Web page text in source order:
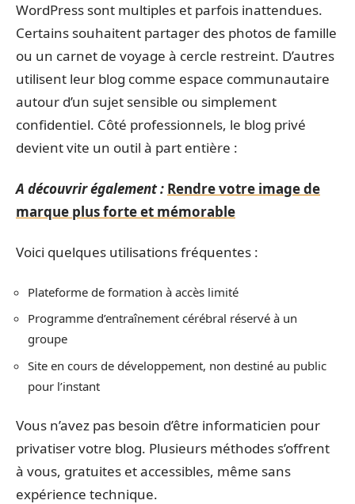
WordPress sont multiples et parfois inattendues.
Certains souhaitent partager des photos de famille
ou un carnet de voyage à cercle restreint. D’autres
utilisent leur blog comme espace communautaire
autour d’un sujet sensible ou simplement
confidentiel. Côté professionnels, le blog privé
devient vite un outil à part entière :
A découvrir également : Rendre votre image de
marque plus forte et mémorable
Voici quelques utilisations fréquentes :
Plateforme de formation à accès limité
Programme d’entraînement cérébral réservé à un
groupe
Site en cours de développement, non destiné au public
pour l’instant
Vous n’avez pas besoin d’être informaticien pour
privatiser votre blog. Plusieurs méthodes s’offrent
à vous, gratuites et accessibles, même sans
expérience technique.